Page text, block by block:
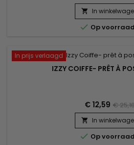
 In
 Op voorraad
In prijs verlaagd
IZZY COIFFE- PRÊT À
€ 12,59 € 25,18
 In
 Op voorraad